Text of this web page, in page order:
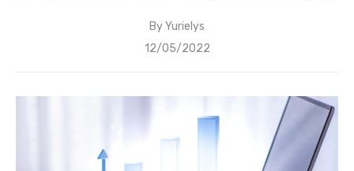
ByYurielys
Posted
12/05/2022